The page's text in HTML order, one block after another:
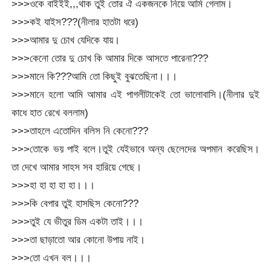
>>>ওকে বাইইই,,,থাক তুই তোর ঐ একজনকে নিয়ে আমি গেলাম।
>>>কই যাইস???(নীলার হাতটা ধরে)
>>>আমার দু চোখ যেদিকে যায়।
>>>কেনো তোর দু চোখ কি আমার দিকে আসতে পারেনা???
>>>মানে কি???আমি তো কিছুই বুঝতেছিনা।।।
>>>মানে হলো আমি আমার এই পাগলীটাকেই তো ভালোবাসি।(নীলার দুই
কাধে হাত রেখে বললাম)
>>>তাহলে এতোদিন বলিস নি কেনো???
>>>তোকে ভয় পাই বলে।তুই যেইভাবে অন্য ছেলেদের অপমান করেছিস।
তা দেখে আমার সাহস সব হারিয়ে গেছে।
>>>হা হা হা হা হা।।।
>>>কি বেপার তুই হাসছিস কেনো???
>>>তুই যে ভীতুর ডিম একটা তাই।।।
>>>তা ছাড়াতো আর কোনো উপায় নাই।
>>>তো এখন বল।।।